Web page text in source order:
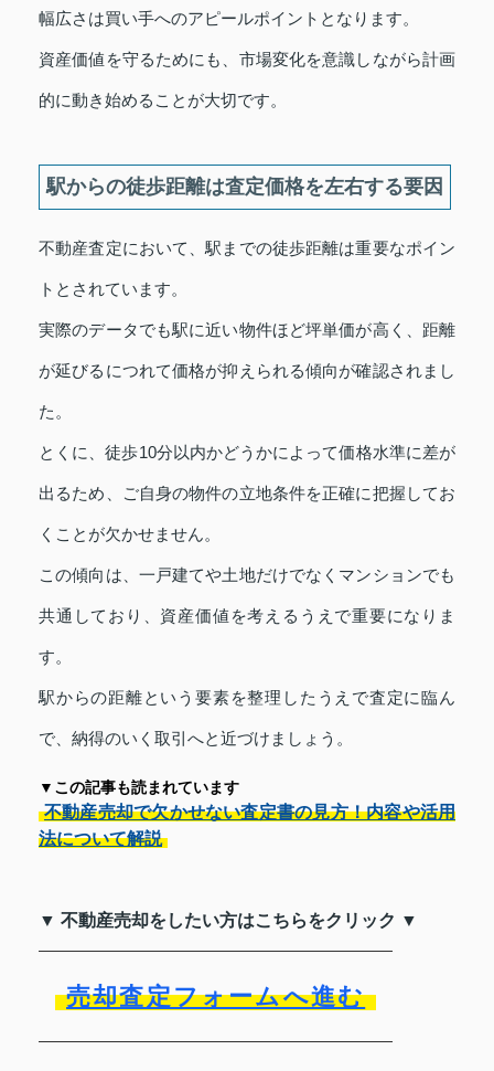
幅広さは買い手へのアピールポイントとなります。
資産価値を守るためにも、市場変化を意識しながら計画
的に動き始めることが大切です。
駅からの徒歩距離は査定価格を左右する要因
不動産査定において、駅までの徒歩距離は重要なポイン
トとされています。
実際のデータでも駅に近い物件ほど坪単価が高く、距離
が延びるにつれて価格が抑えられる傾向が確認されまし
た。
とくに、徒歩10分以内かどうかによって価格水準に差が
出るため、ご自身の物件の立地条件を正確に把握してお
くことが欠かせません。
この傾向は、一戸建てや土地だけでなくマンションでも
共通しており、資産価値を考えるうえで重要になりま
す。
駅からの距離という要素を整理したうえで査定に臨ん
で、納得のいく取引へと近づけましょう。
▼この記事も読まれています
不動産売却で欠かせない査定書の見方！内容や活用
法について解説
▼ 不動産売却をしたい方はこちらをクリック ▼
売却査定フォームへ進む